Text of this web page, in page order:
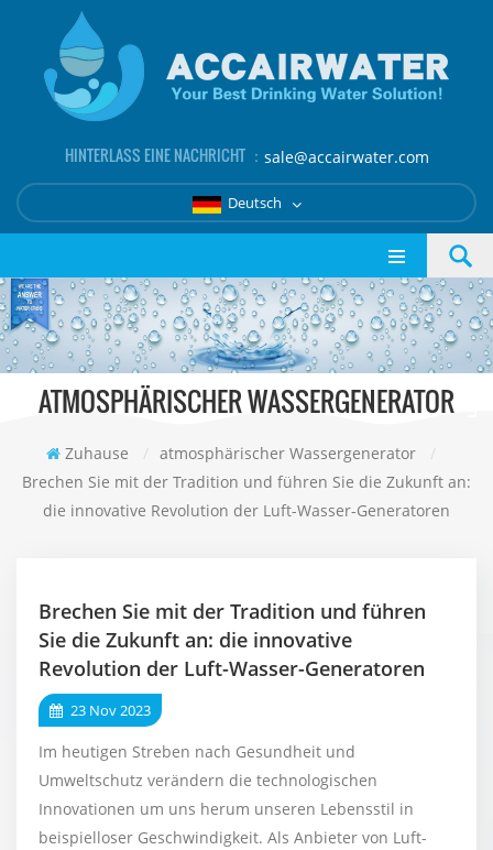
HINTERLASS EINE NACHRICHT ： sale@accairwater.com
Deutsch
ATMOSPHÄRISCHER WASSERGENERATOR
Zuhause / atmosphärischer Wassergenerator
/
Brechen Sie mit der Tradition und führen Sie die Zukunft an:
die innovative Revolution der Luft-Wasser-Generatoren
Brechen Sie mit der Tradition und führen
Sie die Zukunft an: die innovative
Revolution der Luft-Wasser-Generatoren
23 Nov 2023
Im heutigen Streben nach Gesundheit und
Umweltschutz verändern die technologischen
Innovationen um uns herum unseren Lebensstil in
beispielloser Geschwindigkeit. Als Anbieter von Luft-